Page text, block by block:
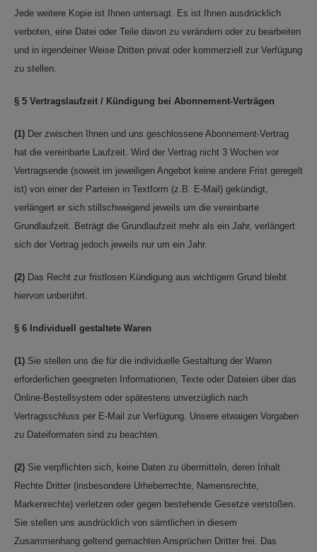
Jede weitere Kopie ist Ihnen untersagt. Es ist Ihnen ausdrücklich
verboten, eine Datei oder Teile davon zu verändern oder zu bearbeiten
und in irgendeiner Weise Dritten privat oder kommerziell zur Verfügung
zu stellen.
§ 5 Vertragslaufzeit / Kündigung bei Abonnement-Verträgen
(1) Der zwischen Ihnen und uns geschlossene Abonnement-Vertrag
hat die vereinbarte Laufzeit. Wird der Vertrag nicht 3 Wochen vor
Vertragsende (soweit im jeweiligen Angebot keine andere Frist geregelt
ist) von einer der Parteien in Textform (z.B. E-Mail) gekündigt,
verlängert er sich stillschweigend jeweils um die vereinbarte
Grundlaufzeit. Beträgt die Grundlaufzeit mehr als ein Jahr, verlängert
sich der Vertrag jedoch jeweils nur um ein Jahr.
(2) Das Recht zur fristlosen Kündigung aus wichtigem Grund bleibt
hiervon unberührt.
§ 6 Individuell gestaltete Waren
(1) Sie stellen uns die für die individuelle Gestaltung der Waren
erforderlichen geeigneten Informationen, Texte oder Dateien über das
Online-Bestellsystem oder spätestens unverzüglich nach
Vertragsschluss per E-Mail zur Verfügung. Unsere etwaigen Vorgaben
zu Dateiformaten sind zu beachten.
(2) Sie verpflichten sich, keine Daten zu übermitteln, deren Inhalt
Rechte Dritter (insbesondere Urheberrechte, Namensrechte,
Markenrechte) verletzen oder gegen bestehende Gesetze verstoßen.
Sie stellen uns ausdrücklich von sämtlichen in diesem
Zusammenhang geltend gemachten Ansprüchen Dritter frei. Das